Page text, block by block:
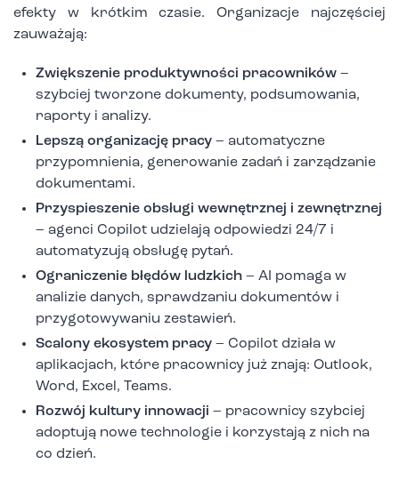
efekty w krótkim czasie. Organizacje najczęściej
zauważają:
Zwiększenie produktywności pracowników –
szybciej tworzone dokumenty, podsumowania,
raporty i analizy.
Lepszą organizację pracy – automatyczne
przypomnienia, generowanie zadań i zarządzanie
dokumentami.
Przyspieszenie obsługi wewnętrznej i zewnętrznej
– agenci Copilot udzielają odpowiedzi 24/7 i
automatyzują obsługę pytań.
Ograniczenie błędów ludzkich – AI pomaga w
analizie danych, sprawdzaniu dokumentów i
przygotowywaniu zestawień.
Scalony ekosystem pracy – Copilot działa w
aplikacjach, które pracownicy już znają: Outlook,
Word, Excel, Teams.
Rozwój kultury innowacji – pracownicy szybciej
adoptują nowe technologie i korzystają z nich na
co dzień.